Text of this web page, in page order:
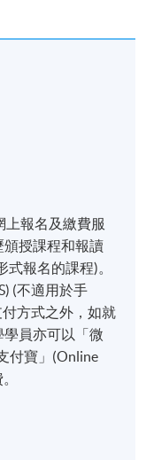
上報名及繳費服
授課程和報讀
報名的課程)。
(不適用於手
方式之外，如就
員亦可以「微
付寶」(Online